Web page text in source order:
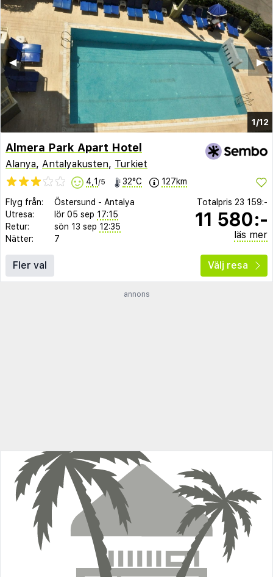
1/12
▶︎
◀︎
Almera Park Apart Hotel
Alanya, Antalyakusten, Turkiet
4,1 /5 32°C 127km
Flyg från: Östersund - Antalya
Utresa:
lör 05 sep 17:15
Retur:
sön 13 sep 12:35
Nätter:
7
Totalpris 23 159:-
11 580:-
läs mer
Fler val Välj resa
annons